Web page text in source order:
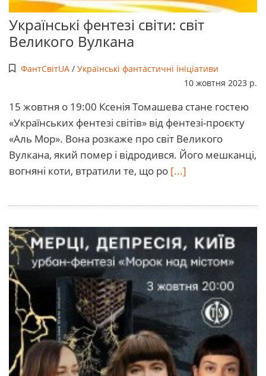
Українські фентезі світи: світ
Великого Вулкана
ФантСвітUA/ Українські фантастичні ініціативи
10 жовтня 2023 р.
15 жовтня о 19:00 Ксенія Томашева стане гостею
«Українських фентезі світів» від фентезі-проєкту
«Аль Мор». Вона розкаже про світ Великого
Вулкана, який помер і відродився. Його мешканці,
вогняні коти, втратили те, що ро [...]